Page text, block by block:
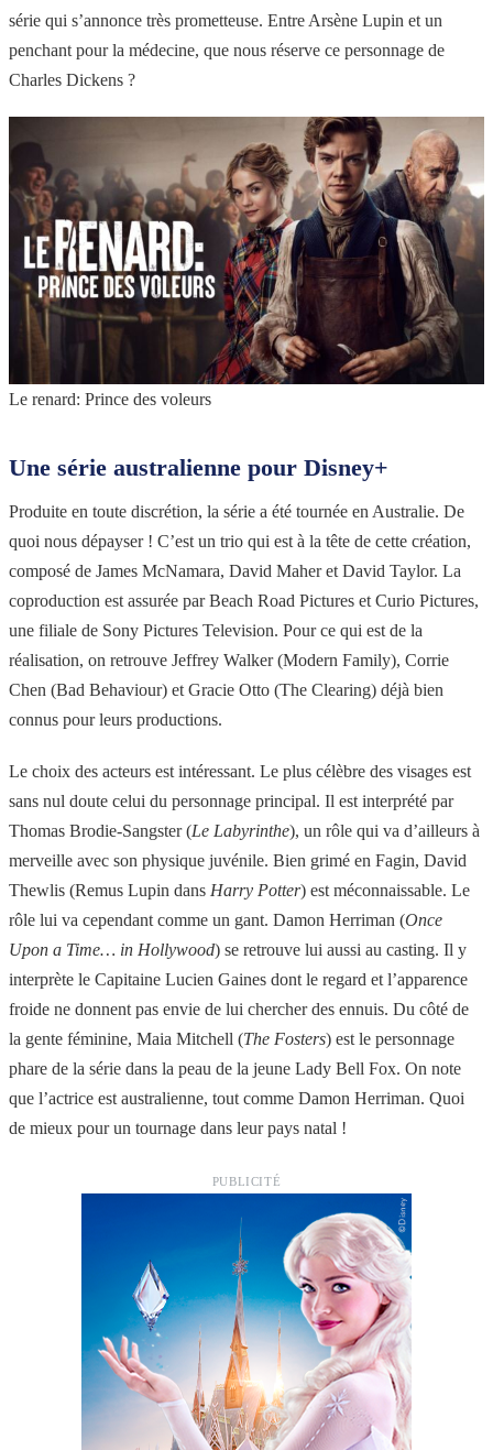
série qui s’annonce très prometteuse. Entre Arsène Lupin et un
penchant pour la médecine, que nous réserve ce personnage de
Charles Dickens ?
Le renard: Prince des voleurs
Une série australienne pour Disney+
Produite en toute discrétion, la série a été tournée en Australie. De
quoi nous dépayser ! C’est un trio qui est à la tête de cette création,
composé de James McNamara, David Maher et David Taylor. La
coproduction est assurée par Beach Road Pictures et Curio Pictures,
une filiale de Sony Pictures Television. Pour ce qui est de la
réalisation, on retrouve Jeffrey Walker (Modern Family), Corrie
Chen (Bad Behaviour) et Gracie Otto (The Clearing) déjà bien
connus pour leurs productions.
Le choix des acteurs est intéressant. Le plus célèbre des visages est
sans nul doute celui du personnage principal. Il est interprété par
Thomas Brodie-Sangster (Le Labyrinthe), un rôle qui va d’ailleurs à
merveille avec son physique juvénile. Bien grimé en Fagin, David
Thewlis (Remus Lupin dans Harry Potter) est méconnaissable. Le
rôle lui va cependant comme un gant. Damon Herriman (Once
Upon a Time… in Hollywood) se retrouve lui aussi au casting. Il y
interprète le Capitaine Lucien Gaines dont le regard et l’apparence
froide ne donnent pas envie de lui chercher des ennuis. Du côté de
la gente féminine, Maia Mitchell (The Fosters) est le personnage
phare de la série dans la peau de la jeune Lady Bell Fox. On note
que l’actrice est australienne, tout comme Damon Herriman. Quoi
de mieux pour un tournage dans leur pays natal !
PUBLICITÉ